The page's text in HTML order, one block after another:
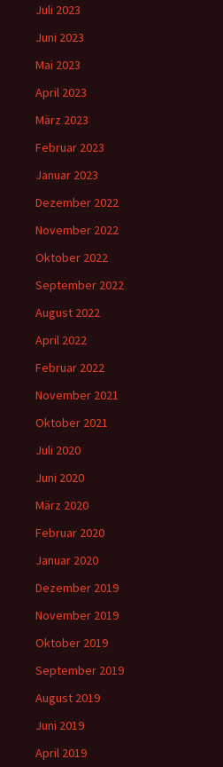
Juli 2023
Juni 2023
Mai 2023
April 2023
März 2023
Februar 2023
Januar 2023
Dezember 2022
November 2022
Oktober 2022
September 2022
August 2022
April 2022
Februar 2022
November 2021
Oktober 2021
Juli 2020
Juni 2020
März 2020
Februar 2020
Januar 2020
Dezember 2019
November 2019
Oktober 2019
September 2019
August 2019
Juni 2019
April 2019